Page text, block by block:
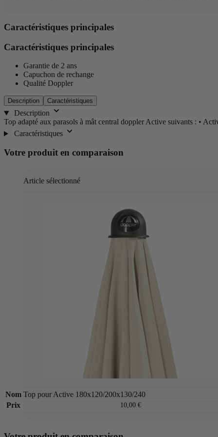
Caractéristiques principales
Caractéristiques principales
Garantie de 2 ans
Capuchon de rechange
Qualité Doppler
Description Caractéristiques
Description
Top adapté aux parasols à mât central doppler Active suivants : •
Caractéristiques
Votre produit en comparaison
Article sélectionné
Nom Top pour Active 180x120/200x130/240
Prix
10,00 €